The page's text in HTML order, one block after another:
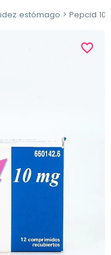
estómago Pepcid 10
favorite_border